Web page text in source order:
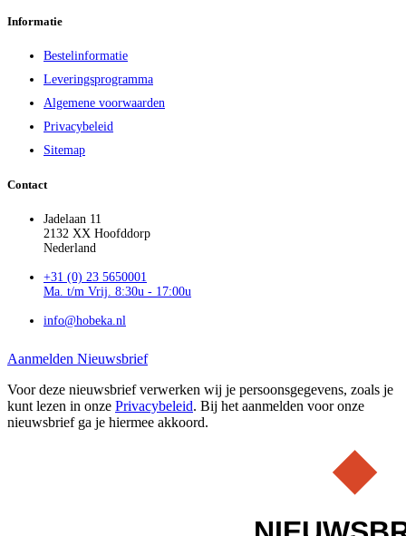
Informatie
Bestelinformatie
Leveringsprogramma
Algemene voorwaarden
Privacybeleid
Sitemap
Contact
Jadelaan 11
2132 XX Hoofddorp
Nederland
+31 (0) 23 5650001
Ma. t/m Vrij. 8:30u - 17:00u
info@hobeka.nl
Aanmelden Nieuwsbrief
Voor deze nieuwsbrief verwerken wij je persoonsgegevens, zoals je
kunt lezen in onze Privacybeleid. Bij het aanmelden voor onze
nieuwsbrief ga je hiermee akkoord.